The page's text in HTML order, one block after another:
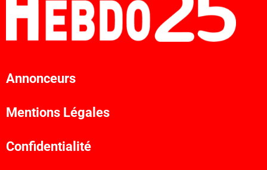
Annonceurs
Mentions Légales
Confidentialité